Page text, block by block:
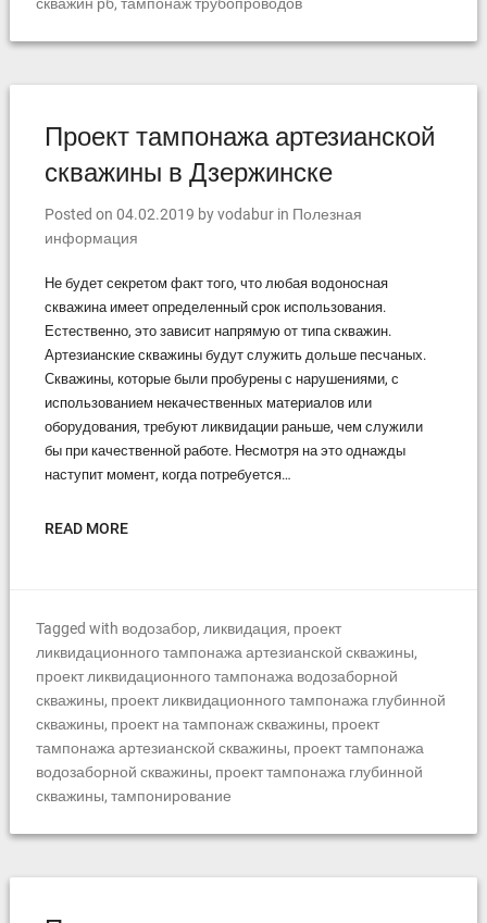
Проект тампонажа артезианской
скважины в Дзержинске
Posted on 04.02.2019 byvodabur in Полезная
информация
Не будет секретом факт того, что любая водоносная
скважина имеет определенный срок использования.
Естественно, это зависит напрямую от типа скважин.
Артезианские скважины будут служить дольше песчаных.
Скважины, которые были пробурены с нарушениями, с
использованием некачественных материалов или
оборудования, требуют ликвидации раньше, чем служили
бы при качественной работе. Несмотря на это однажды
наступит момент, когда потребуется…
READ MORE
Tagged with водозабор, ликвидация, проект
ликвидационного тампонажа артезианской скважины,
проект ликвидационного тампонажа водозаборной
скважины, проект ликвидационного тампонажа глубинной
скважины, проект на тампонаж скважины, проект
тампонажа артезианской скважины, проект тампонажа
водозаборной скважины, проект тампонажа глубинной
скважины, тампонирование